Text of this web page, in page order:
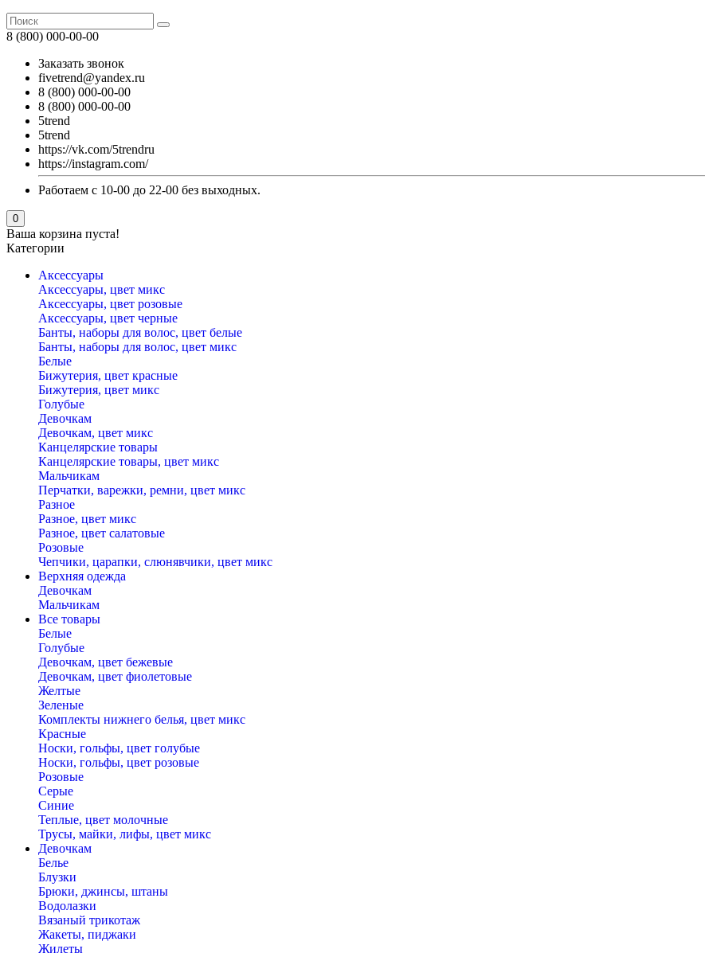
8 (800) 000-00-00
Заказать звонок
fivetrend@yandex.ru
8 (800) 000-00-00
8 (800) 000-00-00
5trend
5trend
https://vk.com/5trendru
https://instagram.com/
Работаем с 10-00 до 22-00 без выходных.
0
Ваша корзина пуста!
Категории
Аксессуары
Аксессуары, цвет микс
Аксессуары, цвет розовые
Аксессуары, цвет черные
Банты, наборы для волос, цвет белые
Банты, наборы для волос, цвет микс
Белые
Бижутерия, цвет красные
Бижутерия, цвет микс
Голубые
Девочкам
Девочкам, цвет микс
Канцелярские товары
Канцелярские товары, цвет микс
Мальчикам
Перчатки, варежки, ремни, цвет микс
Разное
Разное, цвет микс
Разное, цвет салатовые
Розовые
Чепчики, царапки, слюнявчики, цвет микс
Верхняя одежда
Девочкам
Мальчикам
Все товары
Белые
Голубые
Девочкам, цвет бежевые
Девочкам, цвет фиолетовые
Желтые
Зеленые
Комплекты нижнего белья, цвет микс
Красные
Носки, гольфы, цвет голубые
Носки, гольфы, цвет розовые
Розовые
Серые
Синие
Теплые, цвет молочные
Трусы, майки, лифы, цвет микс
Девочкам
Белье
Блузки
Брюки, джинсы, штаны
Водолазки
Вязаный трикотаж
Жакеты, пиджаки
Жилеты